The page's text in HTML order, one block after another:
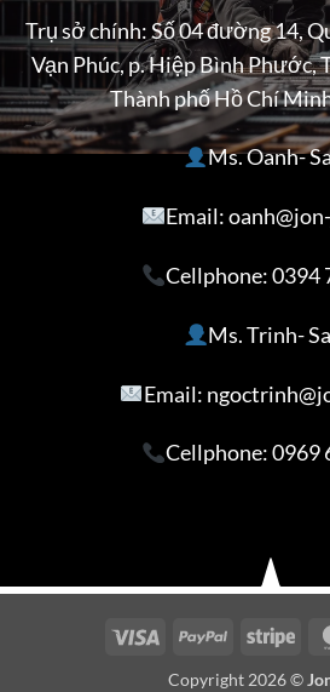
Trụ sở chính: Số 04 đường 14,
Vạn Phúc, p. Hiệp Bình Phước,
Thành phố Hồ Chí
Ms. Oanh-
Email:
Cellphone:0394
Ms. Trinh-
Email:
Cellphone:0969
Visa PayPal
Copyright 2026 ©